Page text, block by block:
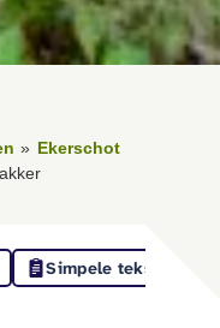
Ekerschot
Simpele tekst